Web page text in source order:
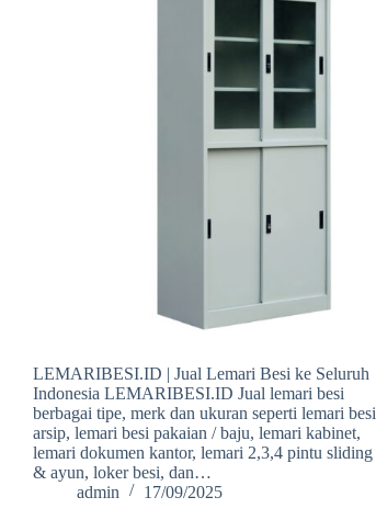
LEMARIBESI.ID | Jual Lemari Besi ke Seluruh
Indonesia LEMARIBESI.ID Jual lemari besi
berbagai tipe, merk dan ukuran seperti lemari besi
arsip, lemari besi pakaian / baju, lemari kabinet,
lemari dokumen kantor, lemari 2,3,4 pintu sliding
& ayun, loker besi, dan…
admin
17/09/2025